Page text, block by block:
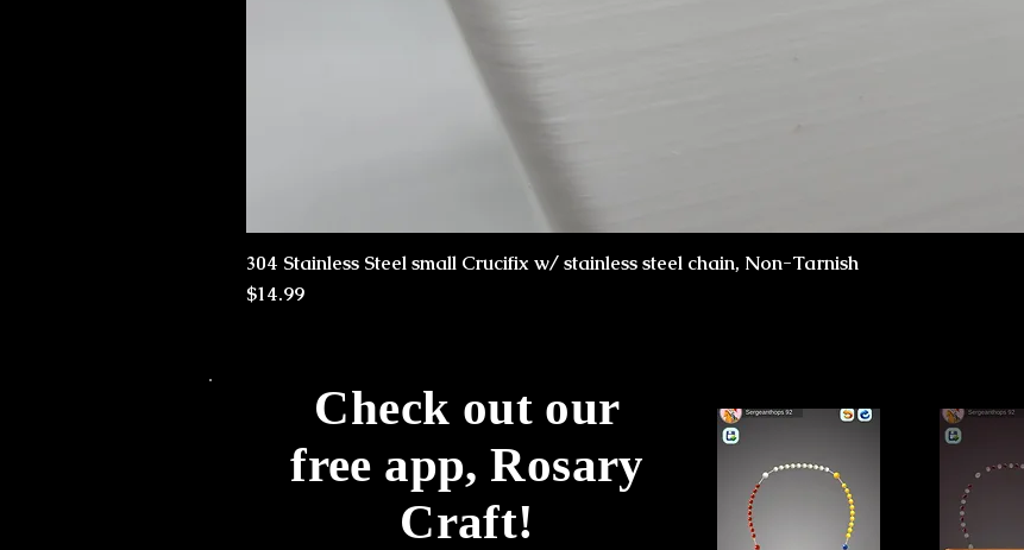
クイックビュー
304 Stainless Steel small Crucifix w/ stainless steel chain, Non-Tarnish
価格
$14.99
Check out our
free app, Rosary
Craft!